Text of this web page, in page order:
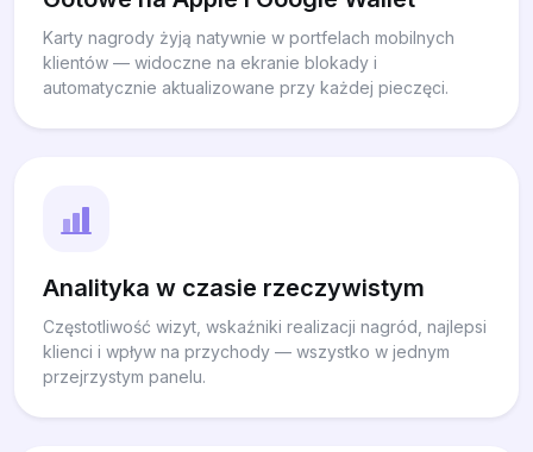
Karty nagrody żyją natywnie w portfelach mobilnych
klientów — widoczne na ekranie blokady i
automatycznie aktualizowane przy każdej pieczęci.
Analityka w czasie rzeczywistym
Częstotliwość wizyt, wskaźniki realizacji nagród, najlepsi
klienci i wpływ na przychody — wszystko w jednym
przejrzystym panelu.